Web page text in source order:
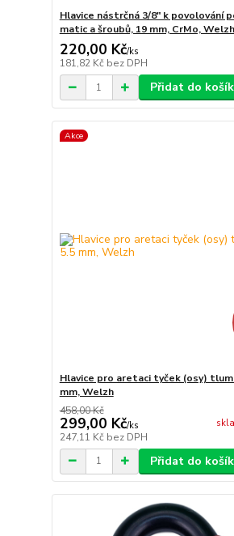
Hlavice nástrčná 3/8" k povolování
matic a šroubů, 19 mm, CrMo, Welzh
220,00 Kč/ks
181,82 Kč bez DPH
Přidat do
Akce
Hlavice pro aretaci tyček (osy)
mm, Welzh
458,00 Kč
299,00 Kč/ks
247,11 Kč bez DPH
Přidat do